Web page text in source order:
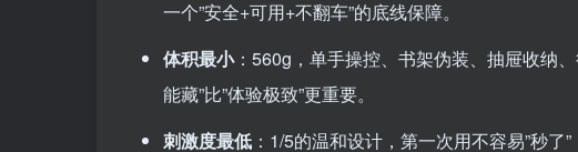
一个”安全+可用+不翻车”的底线保障。
体积最小：560g，单手操控、书架伪装、抽屉收纳
能藏”比”体验极致”更重要。
刺激度最低 ：1/5的温和设计，第一次用不容易”秒了”